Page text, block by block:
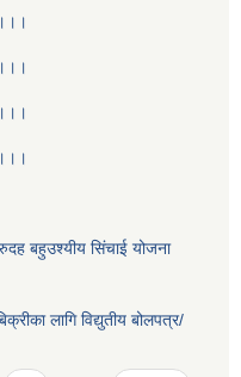
बहुउश्यीय सिंचाई योजना
लागि विद्युतीय बोलपत्र/